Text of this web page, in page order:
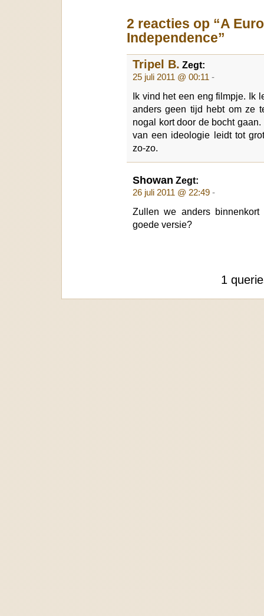
2 reacties op “A
Independence”
Tripel B. Zegt:
25 juli 2011 @ 00:11 -
Ik vind het een eng filmpje. Ik
anders geen tijd hebt om ze
nogal kort door de bocht
van een ideologie leidt tot
zo-zo.
Showan Zegt:
26 juli 2011 @ 22:49 -
Zullen we anders
goede versie?
1